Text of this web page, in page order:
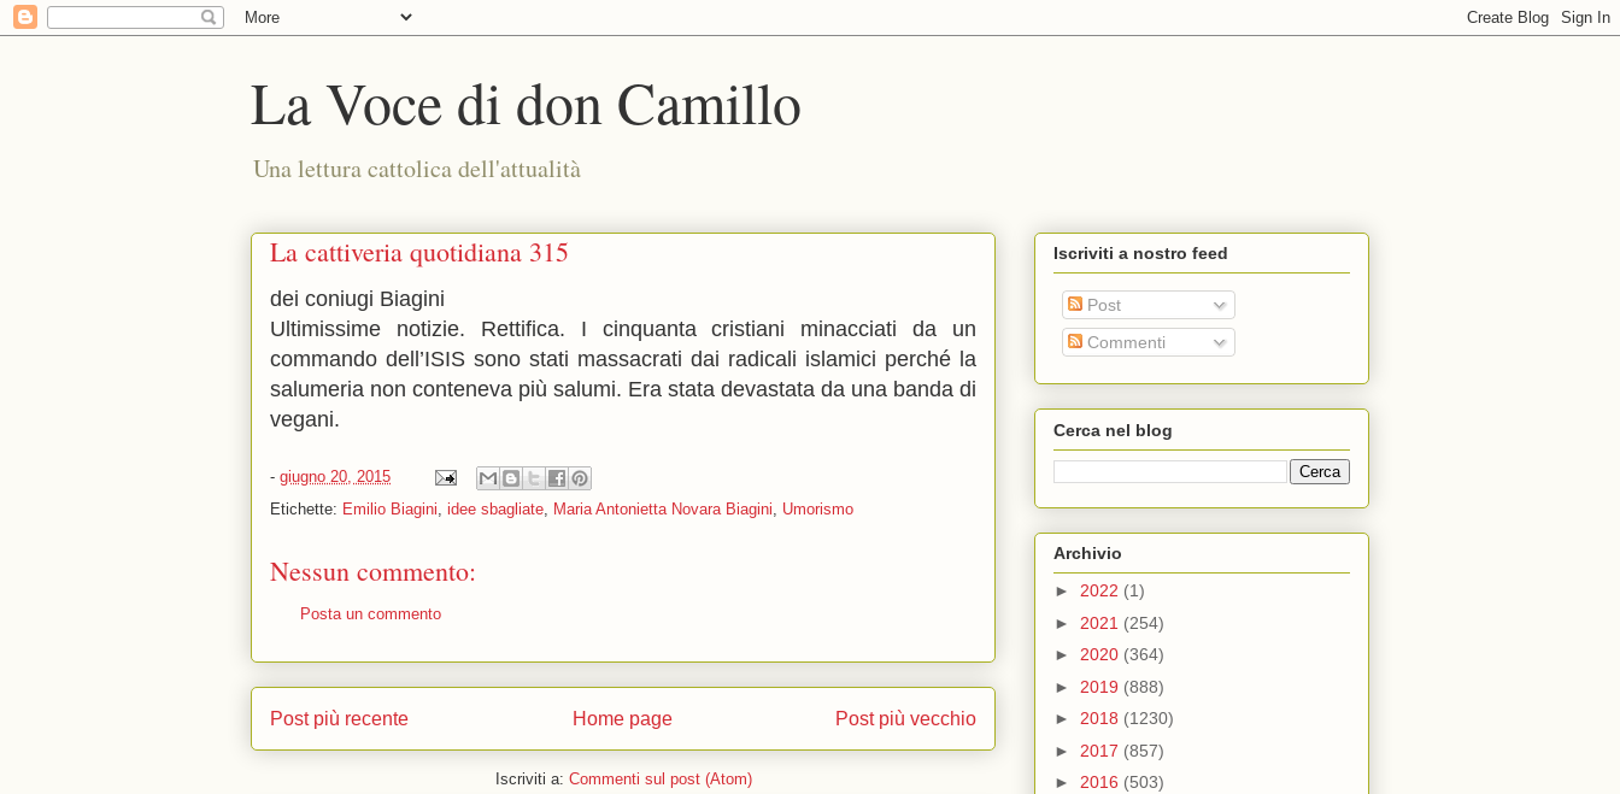
La Voce di don Camillo
Una lettura cattolica dell'attualità
La cattiveria quotidiana 315
dei coniugi Biagini
Ultimissime notizie. Rettifica. I cinquanta cristiani minacciati da un
commando dell’ISIS sono stati massacrati dai radicali islamici perché la
salumeria non conteneva più salumi. Era stata devastata da una banda di
vegani.
- giugno 20, 2015
Etichette: Emilio Biagini, idee sbagliate, Maria Antonietta Novara Biagini, Umorismo
Nessun commento:
Posta un commento
Post più recente Post più vecchio
Home page
Iscriviti a: Commenti sul post (Atom)
Iscriviti a nostro feed
Post
Commenti
Cerca nel blog
Archivio
► 2022 (1)
► 2021 (254)
► 2020 (364)
► 2019 (888)
► 2018 (1230)
► 2017 (857)
► 2016 (503)